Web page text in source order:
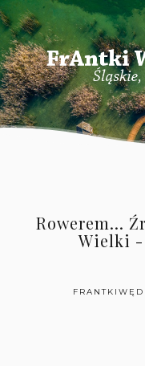
Rowerem...
Wielki -